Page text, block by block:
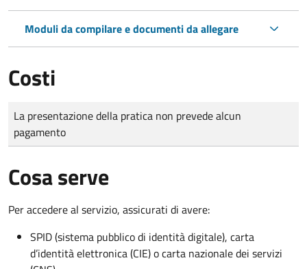
Moduli da compilare e documenti da allegare
Costi
Tipo di pagamento
Importo
La presentazione della pratica non prevede alcun
pagamento
Cosa serve
Per accedere al servizio, assicurati di avere:
SPID (sistema pubblico di identità digitale), carta
d’identità elettronica (CIE) o carta nazionale dei servizi